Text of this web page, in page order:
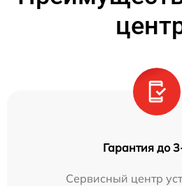
Гарантия до
Сервисный центр